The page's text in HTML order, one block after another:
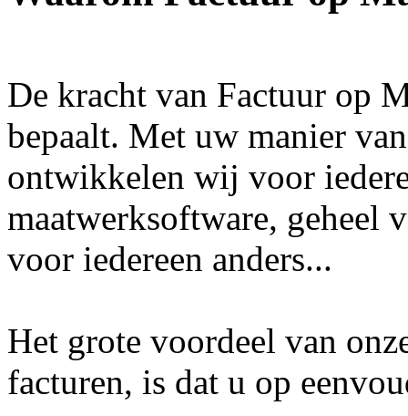
De kracht van Factuur op
bepaalt. Met uw manier
ontwikkelen wij voor
maatwerksoftware, geheel
voor iedereen anders...
Het grote voordeel van
facturen, is dat u op